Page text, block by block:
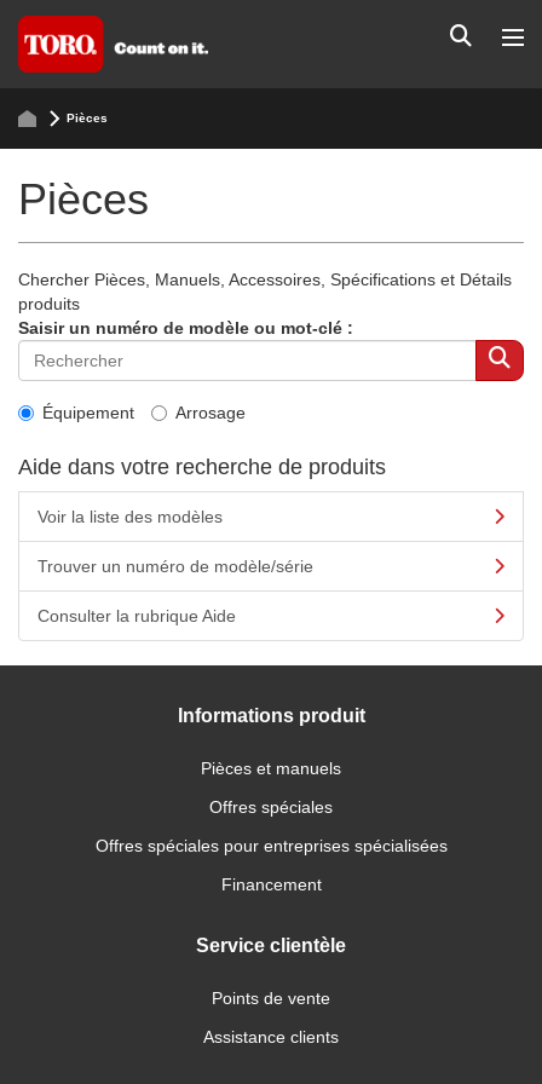
Pièces
Pièces
Chercher Pièces, Manuels, Accessoires, Spécifications et Détails
produits
Saisir un numéro de modèle ou mot-clé :
Équipement Arrosage
Aide dans votre recherche de produits
Voir la liste des modèles
Trouver un numéro de modèle/série
Consulter la rubrique Aide
Informations produit
Pièces et manuels
Offres spéciales
Offres spéciales pour entreprises spécialisées
Financement
Service clientèle
Points de vente
Assistance clients